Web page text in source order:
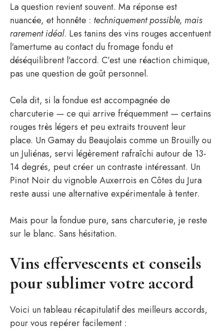
La question revient souvent. Ma réponse est
nuancée, et honnête : techniquement possible, mais
rarement idéal. Les tanins des vins rouges accentuent
l’amertume au contact du fromage fondu et
déséquilibrent l’accord. C’est une réaction chimique,
pas une question de goût personnel.
Cela dit, si la fondue est accompagnée de
charcuterie — ce qui arrive fréquemment — certains
rouges très légers et peu extraits trouvent leur
place. Un Gamay du Beaujolais comme un Brouilly ou
un Juliénas, servi légèrement rafraîchi autour de 13-
14 degrés, peut créer un contraste intéressant. Un
Pinot Noir du vignoble Auxerrois en Côtes du Jura
reste aussi une alternative expérimentale à tenter.
Mais pour la fondue pure, sans charcuterie, je reste
sur le blanc. Sans hésitation.
Vins effervescents et conseils
pour sublimer votre accord
Voici un tableau récapitulatif des meilleurs accords,
pour vous repérer facilement :